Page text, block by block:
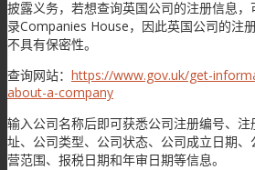
披露义务，若想查询英国公司的注册信息，
录Companies House，因此英国公司的注
不具有保密性。
查询网站： https://www.gov.uk/get-
about-a-company
输入公司名称后即可获悉公司注册编号、注
址、公司类型、公司状态、公司成立日期、
营范围、报税日期和年审日期等信息。